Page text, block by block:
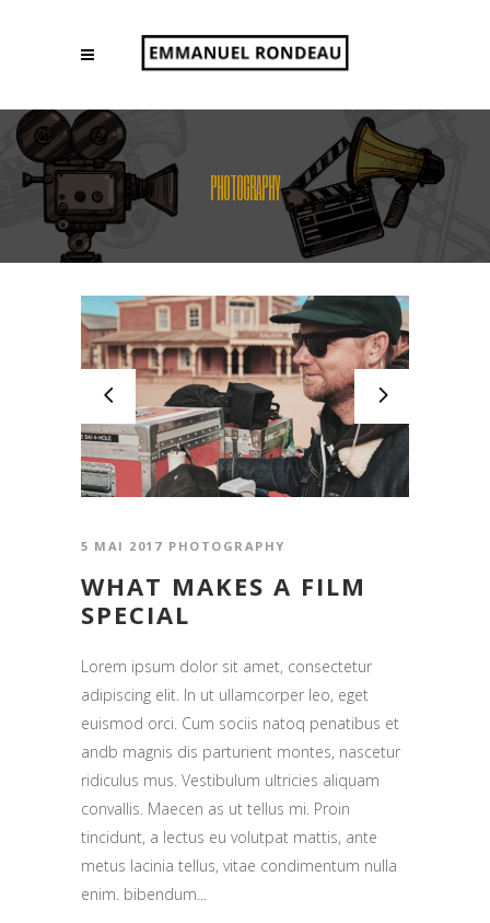
PHOTOGRAPHY
5 MAI 2017 PHOTOGRAPHY
WHAT MAKES A FILM
SPECIAL
Lorem ipsum dolor sit amet, consectetur
adipiscing elit. In ut ullamcorper leo, eget
euismod orci. Cum sociis natoq penatibus et
andb magnis dis parturient montes, nascetur
ridiculus mus. Vestibulum ultricies aliquam
convallis. Maecen as ut tellus mi. Proin
tincidunt, a lectus eu volutpat mattis, ante
metus lacinia tellus, vitae condimentum nulla
enim. bibendum...